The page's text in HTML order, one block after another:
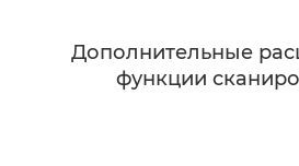
Дополнительные
функции